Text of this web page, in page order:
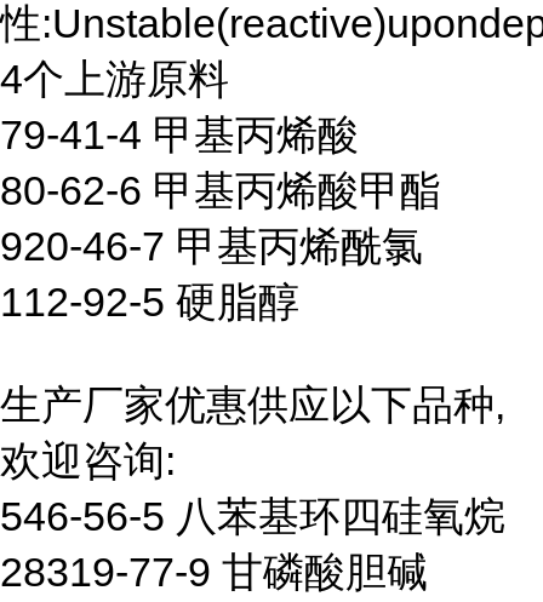
性
4个上游原料
79-41-4 甲基丙烯酸
80-62-6 甲基丙烯酸甲酯
920-46-7 甲基丙烯酰氯
112-92-5 硬脂醇
生产厂家优惠供应以下品种,
欢迎咨询:
546-56-5 八苯基环四硅氧烷
28319-77-9 甘磷酸胆碱